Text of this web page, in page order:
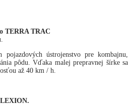
TERRA TRAC
pojazdových ústrojenstvo pre kombajnu,
pôdu. Vďaka malej prepravnej šírke sa
až 40 km / h.